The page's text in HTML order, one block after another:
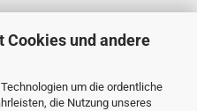
Cookies und andere
um die ordentliche
die Nutzung unseres